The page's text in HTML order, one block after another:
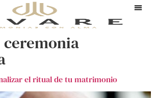
ceremonia
el ritual de tu matrimonio